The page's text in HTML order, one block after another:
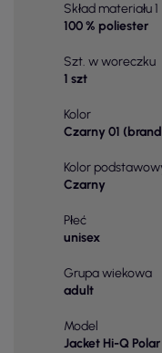
Skład materiału 1
100 % poliester
Szt. w woreczku
1 szt
Kolor
Czarny 01
Kolor
Czarny
Płeć
unisex
Grupa wiekowa
adult
Model
Jacket Hi-Q